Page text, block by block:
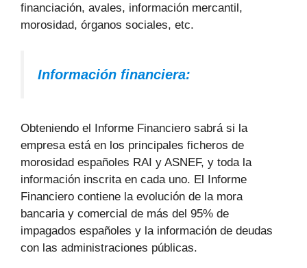
financiación, avales, información mercantil,
morosidad, órganos sociales, etc.
Información financiera:
Obteniendo el Informe Financiero sabrá si la
empresa está en los principales ficheros de
morosidad españoles RAI y ASNEF, y toda la
información inscrita en cada uno. El Informe
Financiero contiene la evolución de la mora
bancaria y comercial de más del 95% de
impagados españoles y la información de deudas
con las administraciones públicas.